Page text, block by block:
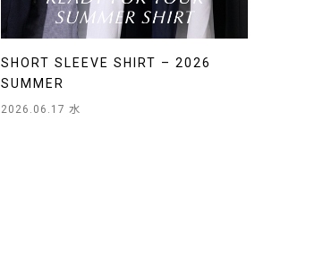
SHORT SLEEVE SHIRT – 2026
SUMMER
2026.06.17 水